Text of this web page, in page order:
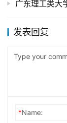
广东理工类大
发表回复
*Name: